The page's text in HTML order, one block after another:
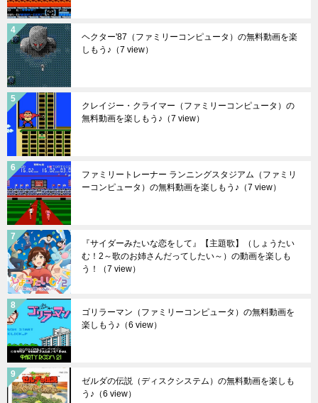
ヘクター'87（ファミリーコンピュータ）の無料動画を楽
しもう♪ （7 view）
クレイジー・クライマー（ファミリーコンピュータ）の
無料動画を楽しもう♪ （7 view）
ファミリートレーナー ランニングスタジアム（ファミリ
ーコンピュータ）の無料動画を楽しもう♪ （7 view）
『サイダーみたいな恋をして』【主題歌】（しょうたい
む！2～歌のお姉さんだってしたい～）の動画を楽しも
う！
（7 view）
ゴリラーマン（ファミリーコンピュータ）の無料動画を
楽しもう♪ （6 view）
ゼルダの伝説（ディスクシステム）の無料動画を楽しも
う♪ （6 view）